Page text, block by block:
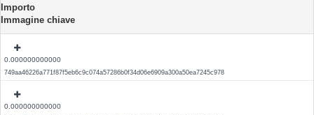
Importo
Immagine chiave
0.000000000000
749aa46226a771f87f5eb6c9c074a57286b0f34d06e6909a300a50ea7245c978
0.000000000000